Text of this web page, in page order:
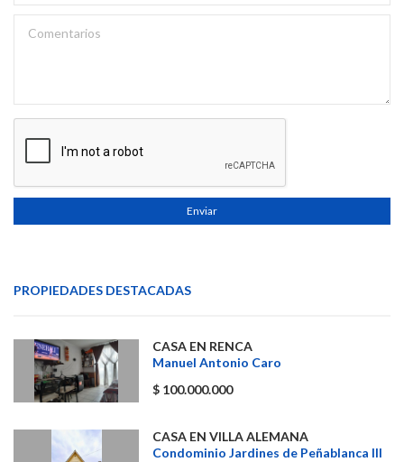
Enviar
PROPIEDADES DESTACADAS
CASA EN RENCA
Manuel Antonio Caro
$ 100.000.000
CASA EN VILLA ALEMANA
Condominio Jardines de Peñablanca III